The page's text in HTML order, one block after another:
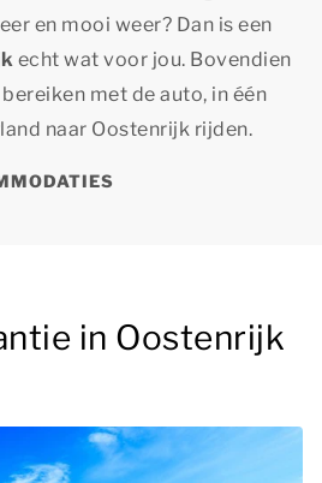
en mooi weer? Dan is een
echt wat voor jou. Bovendien
met de auto, in één
naar Oostenrijk rijden.
in Oostenrijk